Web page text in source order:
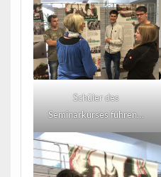
Schüler des
Seminarkurses führen…